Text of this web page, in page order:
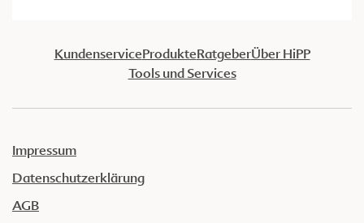
KundenserviceProdukteRatgeberÜber HiPP
Tools und Services
Impressum
Datenschutzerklärung
AGB